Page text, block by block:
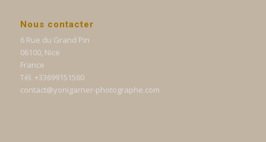
Nous contacter
6 Rue du Grand Pin
06100, Nice
France
Tél. +33699151560
contact@yonigarner-photographe.com